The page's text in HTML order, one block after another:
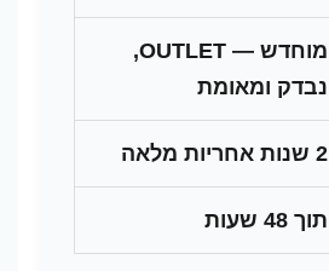
מוחדש — OUTLET,
נבדק ומאומת
2 שנות אחריות מלאה
תוך 48 שעות